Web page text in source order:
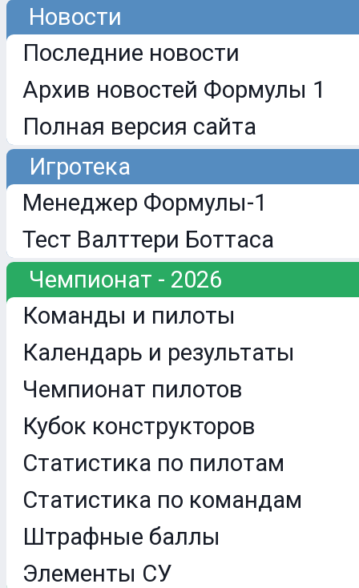
Новости
Последние новости
Архив новостей Формулы 1
Полная версия сайта
Игротека
Менеджер Формулы-1
Тест Валттери Боттаса
Чемпионат - 2026
Команды и пилоты
Календарь и результаты
Чемпионат пилотов
Кубок конструкторов
Статистика по пилотам
Статистика по командам
Штрафные баллы
Элементы СУ